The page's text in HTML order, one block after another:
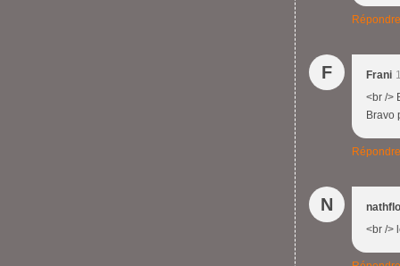
Répondre
F Frani
<br />
Bravo
Répondre
N
nathflo
<br />